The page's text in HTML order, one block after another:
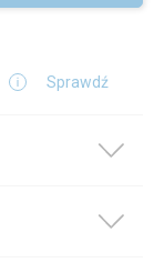
Sprawdź